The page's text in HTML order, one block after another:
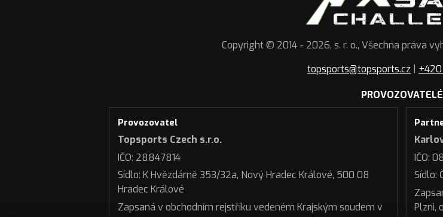
Copyright © 2014 - 2026, s. r. o., Všechna práva
topsports@topsports.cz | +420
PROVOZOVATELÉ
Provozovatel
Topsports Czech s.r.o.
IČO: 28847814
Sídlo: K Hvězdárně 353/32a, Nový Hradec Králové, 500 08
Hradec Králové
Zapsaná v obchodním rejstříku vedeném Krajským soudem v
IČO:
Sídlo:
Plzni,